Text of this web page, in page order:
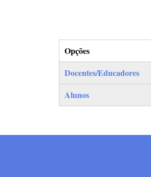
Opções
(separador ativo)
Docentes/Educadores
Alunos